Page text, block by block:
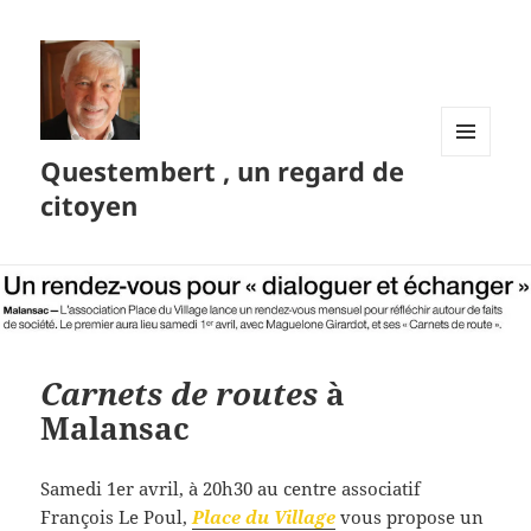
Questembert , un regard de
citoyen
Carnets de routes à
Malansac
Samedi 1er avril, à 20h30 au centre associatif
François Le Poul, Place du Village vous propose un